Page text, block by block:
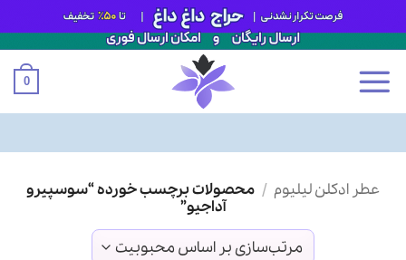
0
عطر ادکلن لیلیوم / محصولات برچسب خورده “سوسپیرو
آداجیو”